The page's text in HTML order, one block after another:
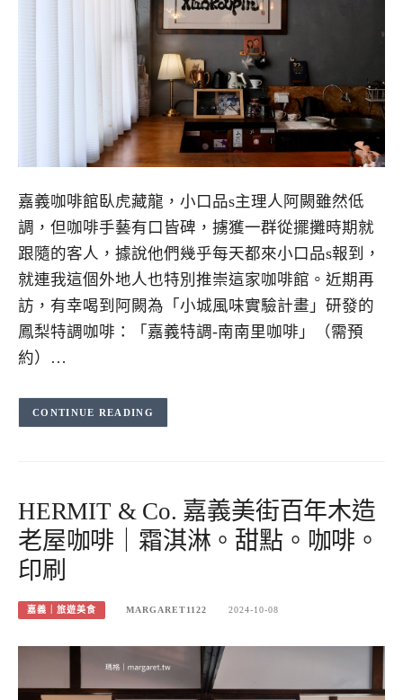
嘉義咖啡館臥虎藏龍，小口品s主理人阿闕雖然低
調，但咖啡手藝有口皆碑，擄獲一群從擺攤時期就
跟隨的客人，據說他們幾乎每天都來小口品s報到，
就連我這個外地人也特別推崇這家咖啡館。近期再
訪，有幸喝到阿闕為「小城風味實驗計畫」研發的
鳳梨特調咖啡：「嘉義特調-南南里咖啡」（需預
約）…
CONTINUE READING
HERMIT & Co. 嘉義美街百年木造
老屋咖啡｜霜淇淋。甜點。咖啡。
印刷
嘉義｜旅遊美食 MARGARET1122 2024-10-08